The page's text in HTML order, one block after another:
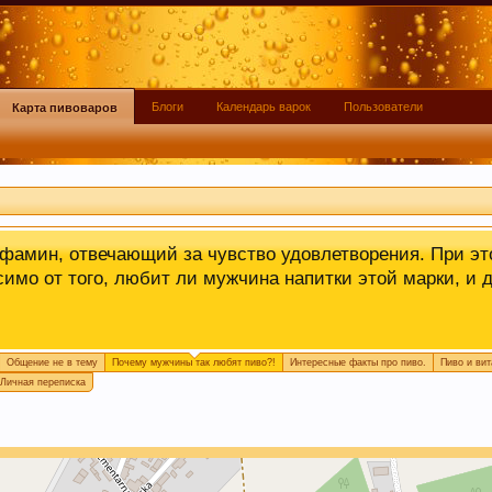
пожалуйста, поделитесь ссылкой в соц сетях и
вчат.
отвечающий за чувство удовлетворения. При
от того, любит ли мужчина напитки этой марки, и
хмеля и солода, из которых оно состоит. Эти
Общение не в тему Почему мужчины так любят пиво?! Интересные факты про пиво. Пиво и
Личная переписка
Карта пивоваров Блоги Календарь варок Пользователи